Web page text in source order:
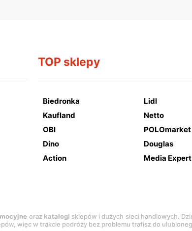
TOP sklepy
Biedronka Lidl
Kaufland
Netto
OBI
POLOmarket
Dino
Douglas
Action
Media Expert
oraz katalogi sklepów i dużych sieci handlowych.
więc w trakcie podróży bez problemu trafisz do